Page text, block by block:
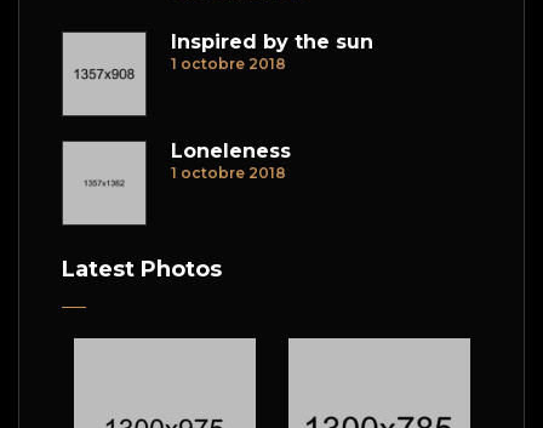
Inspired by the sun
1 octobre 2018
Loneleness
1 octobre 2018
Latest Photos